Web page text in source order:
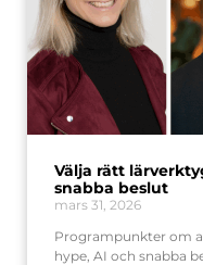
Välja rätt
snabba beslut
mars 31, 2026
Programpunkter om
hype, AI och snabba